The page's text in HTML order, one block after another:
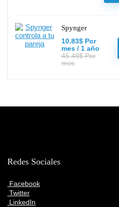
Spynger
10.83$ Por
mes / 1 año
45.49$ Por
mes
Redes Sociales
Facebook
Twitter
LinkedIn